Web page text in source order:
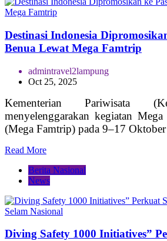
Destinasi Indonesia
Benua Lewat Mega Famtrip
admintravel2lampung
Oct 25, 2025
Kementerian Pariwisata
menyelenggarakan kegiatan
(Mega Famtrip) pada 9–17
Read More
Berita Nasional
News
Diving Safety 1000 Initiatives”